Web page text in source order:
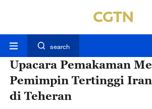
search
Upacara Pemakaman
Pemimpin Tertinggi
di Teheran